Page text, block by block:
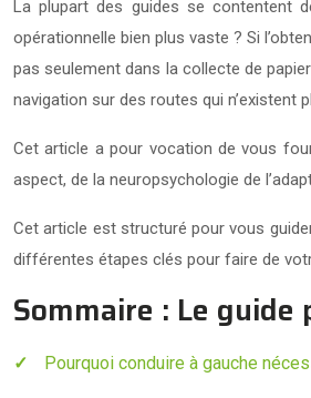
La plupart des guides se contentent
opérationnelle bien plus vaste ? Si
pas seulement dans la collecte de
navigation sur des routes qui n’existent
Cet article a pour vocation de vous
aspect, de la neuropsychologie de
Cet article est structuré pour vous
différentes étapes clés pour faire de
Sommaire : Le
Pourquoi conduire à gauche